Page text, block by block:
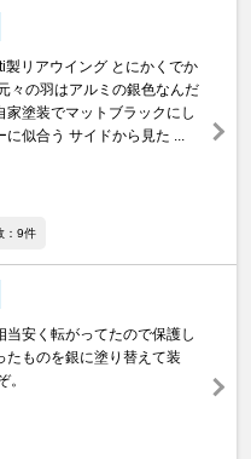
製リアウイング とにかくでか
々の羽はアルミの銀色なんだ
家塗装でマットブラックにし
に似合う サイドから見た ...
：9件
当安く転がってたので保護し
たものを銀に塗り替えて装
。